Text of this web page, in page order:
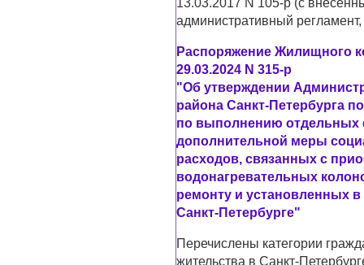
13.03.2017 N 105-р (с
административный
Распоряжение Жилищного
29.03.2024 N 315-р
"Об утверждении
района Санкт-Петербурга
по выполнению отдельных
дополнительной меры
расходов, связанных с
водонагревательных
ремонту и установленных
Санкт-Петербурге"
Перечислены категории
жительства в Санкт-